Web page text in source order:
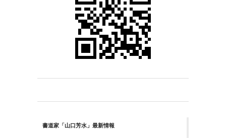
書道家「山口芳水」最新情報